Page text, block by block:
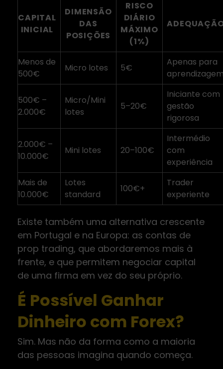
CAPITAL
INICIAL
DIMENSÃO
DAS
POSIÇÕES
RISCO
DIÁRIO
MÁXIMO
(1%)
Menos de
500€
Micro lotes 5€
Apenas para
500€ –
2.000€
Micro/Mini
lotes
5–20€
Iniciante com
gestão
rigorosa
2.000€ –
10.000€
Mini lotes 20–100€
Intermédio
com
experiência
Mais de
10.000€
Lotes
standard
100€+
Trader
experiente
Existe também uma alternativa crescente
em Portugal e na Europa: as contas de
prop trading, que abordaremos mais à
frente, e que permitem negociar capital
de uma firma em vez do seu próprio.
É Possível Ganhar
Dinheiro com Forex?
Sim. Mas não da forma como a maioria
das pessoas imagina quando começa.